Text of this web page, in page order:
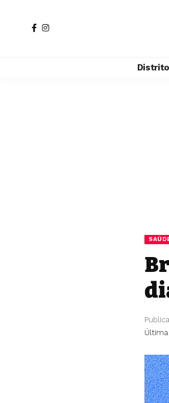
Última